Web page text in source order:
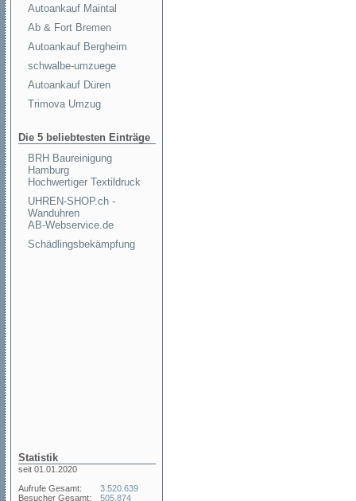
Autoankauf Maintal
Ab & Fort Bremen
Autoankauf Bergheim
schwalbe-umzuege
Autoankauf Düren
Trimova Umzug
Die 5 beliebtesten Einträge
BRH Baureinigung
Hamburg
Hochwertiger Textildruck
UHREN-SHOP.ch -
Wanduhren
AB-Webservice.de
Schädlingsbekämpfung
Statistik
seit 01.01.2020
Aufrufe Gesamt:
Besucher Gesamt:
3.520.639
505.874